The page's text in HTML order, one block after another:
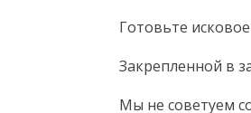
Готовьте
Закрепленной в
Мы не советуем